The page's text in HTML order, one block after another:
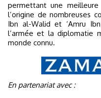
permettant une meilleure
l’origine de nombreuses
Ibn al-Walid et ‘Amru
l’armée et la diplomatie
monde connu.
En partenariat avec :